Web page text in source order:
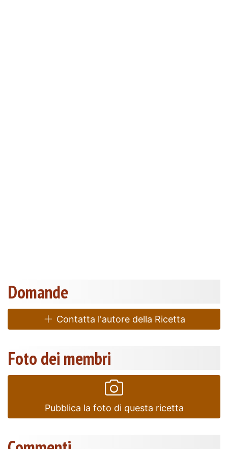
Domande
Contatta l'autore della Ricetta
Foto dei membri
Pubblica la foto di questa ricetta